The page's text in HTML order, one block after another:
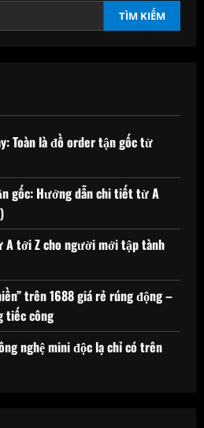
TÌM KIẾM
Toàn là đồ order tận gốc từ
gốc: Hướng dẫn chi tiết từ A
A tới Z cho người mới tập tành
trên 1688 giá rẻ rúng động –
tiếc công
nghệ mini độc lạ chỉ có trên